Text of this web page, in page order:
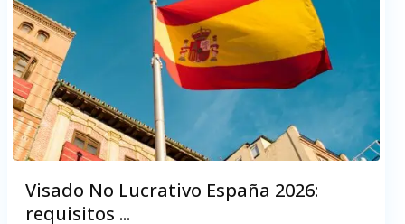
Visado No Lucrativo España 2026:
requisitos ...